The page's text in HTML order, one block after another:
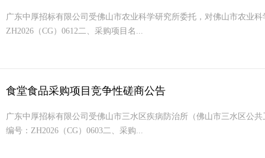
广东中厚招标有限公司受佛山市农业科学研究所委托，对佛山市农业
ZH2026（CG）0612二、采购项目名...
食堂食品采购项目竞争性磋商公告
广东中厚招标有限公司受佛山市三水区疾病防治所（佛山市三水区公
编号：ZH2026（CG）0603二、采购...